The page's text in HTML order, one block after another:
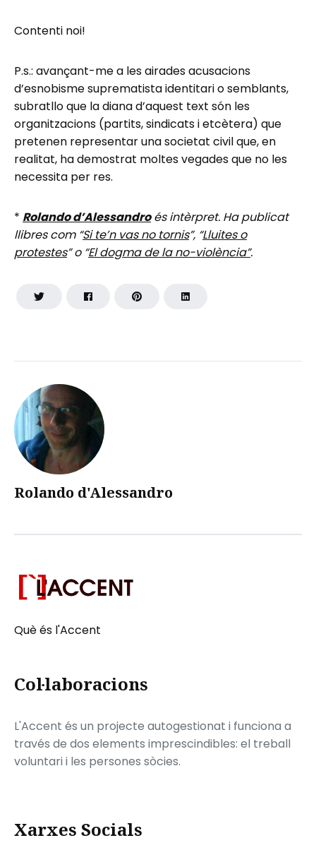
Rolando d'Alessandro
Contenti noi!
P.s.: avançant-me a les airades acusacions
d’esnobisme suprematista identitari o semblants,
subratllo que la diana d’aquest text són les
organitzacions (partits, sindicats i etcètera) que
pretenen representar una societat civil que, en
realitat, ha demostrat moltes vegades que no les
necessita per res.
* Rolando d’Alessandroés intèrpret. Ha publicat
llibres com “Si te’n vas no tornis”, “Lluites o
protestes” o “El dogma de la no-violència”.
Què és l'Accent
Col·laboracions
L'Accent és un projecte autogestionat i funciona a
través de dos elements imprescindibles: el treball
voluntari i les persones sòcies.
Xarxes Socials